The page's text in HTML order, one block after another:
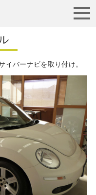
イバーナビを取り付け。